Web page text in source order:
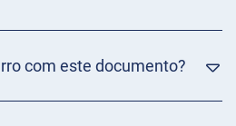
com este documento?